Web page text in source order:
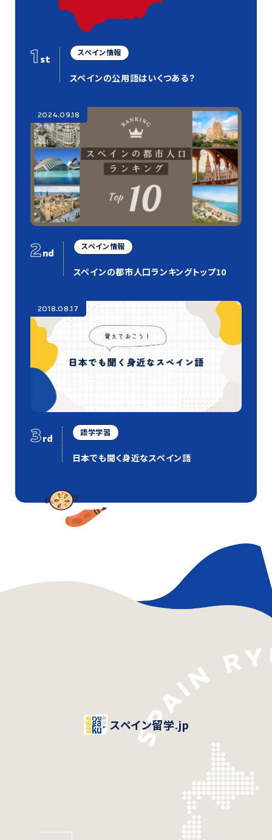
1 st
スペイン情報
スペインの公用語はいくつある？
2024.09.18
2nd
スペイン情報
スペインの都市人口ランキングトップ10
2018.08.17
3rd
語学学習
日本でも聞く身近なスペイン語
スペイン留学.jp